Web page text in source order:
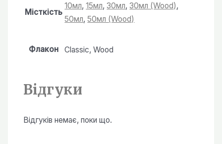
Місткість
10мл,15мл,30мл,30мл (Wood),
50мл, 50мл (Wood)
Флакон Classic, Wood
Відгуки
Відгуків немає, поки що.